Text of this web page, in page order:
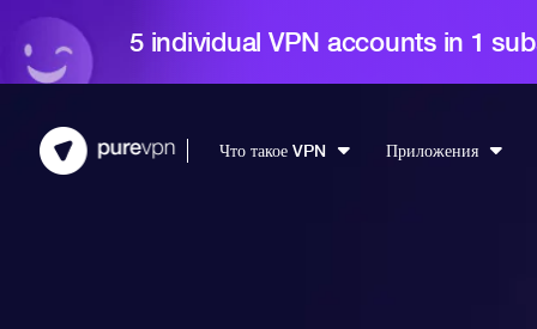
5 individual VPN accounts in 1
Что такое VPN Приложения